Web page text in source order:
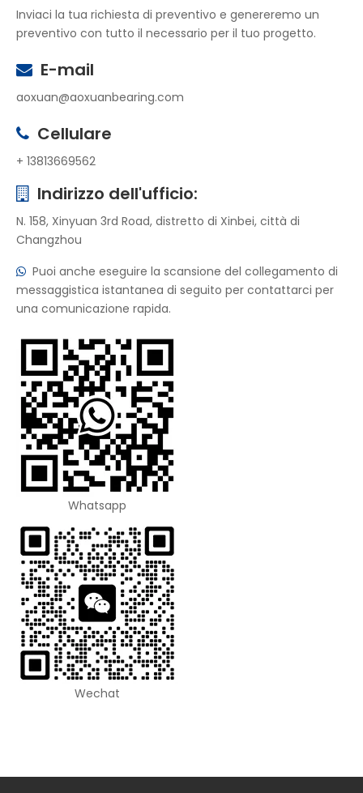
Inviaci la tua richiesta di preventivo e genereremo un
preventivo con tutto il necessario per il tuo progetto.
 E-mail
aoxuan@aoxuanbearing.com
 Cellulare
+ 13813669562

Indirizzo dell'ufficio:
N. 158, Xinyuan 3rd Road, distretto di Xinbei, città di
Changzhou
 Puoi anche eseguire la scansione del collegamento di
messaggistica istantanea di seguito per contattarci per
una comunicazione rapida.
Whatsapp
Wechat